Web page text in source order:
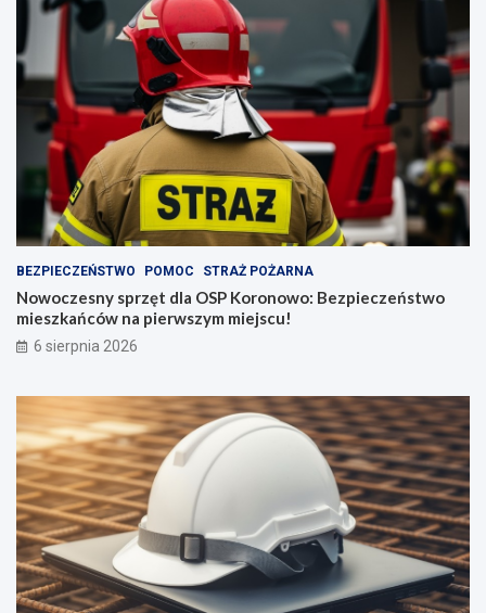
g
o
BEZPIECZEŃSTWO POMOC STRAŻ POŻARNA
Nowoczesny sprzęt dla OSP Koronowo: Bezpieczeństwo
mieszkańców na pierwszym miejscu!
6 sierpnia 2026